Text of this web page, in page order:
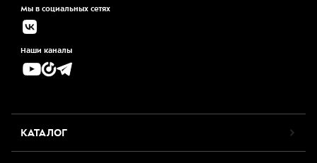
Мы в социальных сетях
Наши каналы
КАТАЛОГ